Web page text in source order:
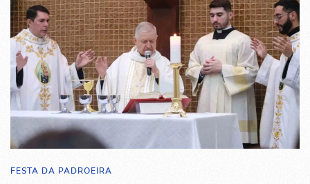
FESTA DA PADROEIRA